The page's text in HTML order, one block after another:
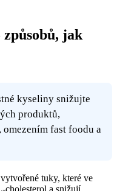
jak
kyseliny snižujte
produktů,
fast foodu a
tuky, které ve
a snižují